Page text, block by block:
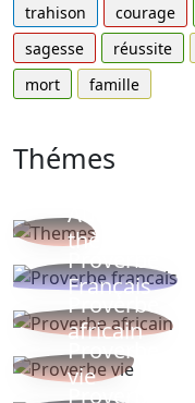
trahison
courage
sagesse
réussite
mort
famille
Thémes
Autres
thèmes
Proverbe
Français
Proverbe
africain
Proverbe
vie
Proverbes